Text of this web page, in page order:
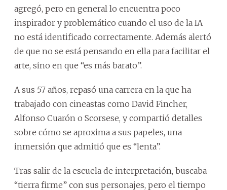
agregó, pero en general lo encuentra poco
inspirador y problemático cuando el uso de la IA
no está identificado correctamente. Además alertó
de que no se está pensando en ella para facilitar el
arte, sino en que “es más barato”.
A sus 57 años, repasó una carrera en la que ha
trabajado con cineastas como David Fincher,
Alfonso Cuarón o Scorsese, y compartió detalles
sobre cómo se aproxima a sus papeles, una
inmersión que admitió que es “lenta”.
Tras salir de la escuela de interpretación, buscaba
“tierra firme” con sus personajes, pero el tiempo